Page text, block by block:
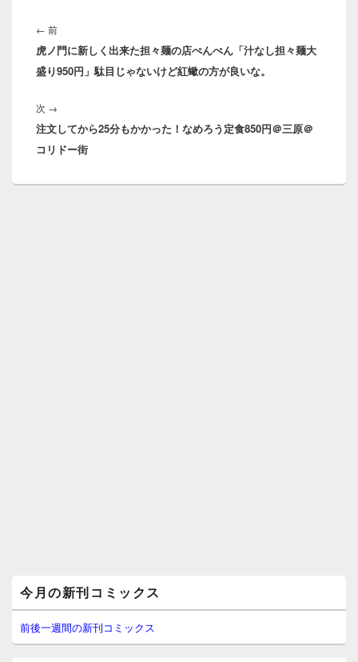
稿
ナ
ビ
ゲ
シ
ョ
ン
← 前前
の
投
虎ノ門に新しく出来た担々麺の店ぺんぺん「汁なし担々麺大
盛り950円」駄目じゃないけど紅蠍の方が良いな。
次 →
の
投
注文してから25分もかかった！なめろう定食850円＠三原＠
コリドー街
イ
ン
サ
イ
今月の新刊コミックス
前後一週間の新刊コミックス